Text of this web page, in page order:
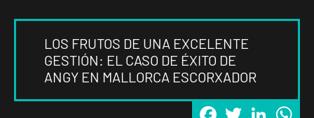
LOS FRUTOS DE UNA EXCELENTE
GESTIÓN: EL CASO DE ÉXITO DE
ANGY EN MALLORCA ESCORXADOR
FacebookTwitter